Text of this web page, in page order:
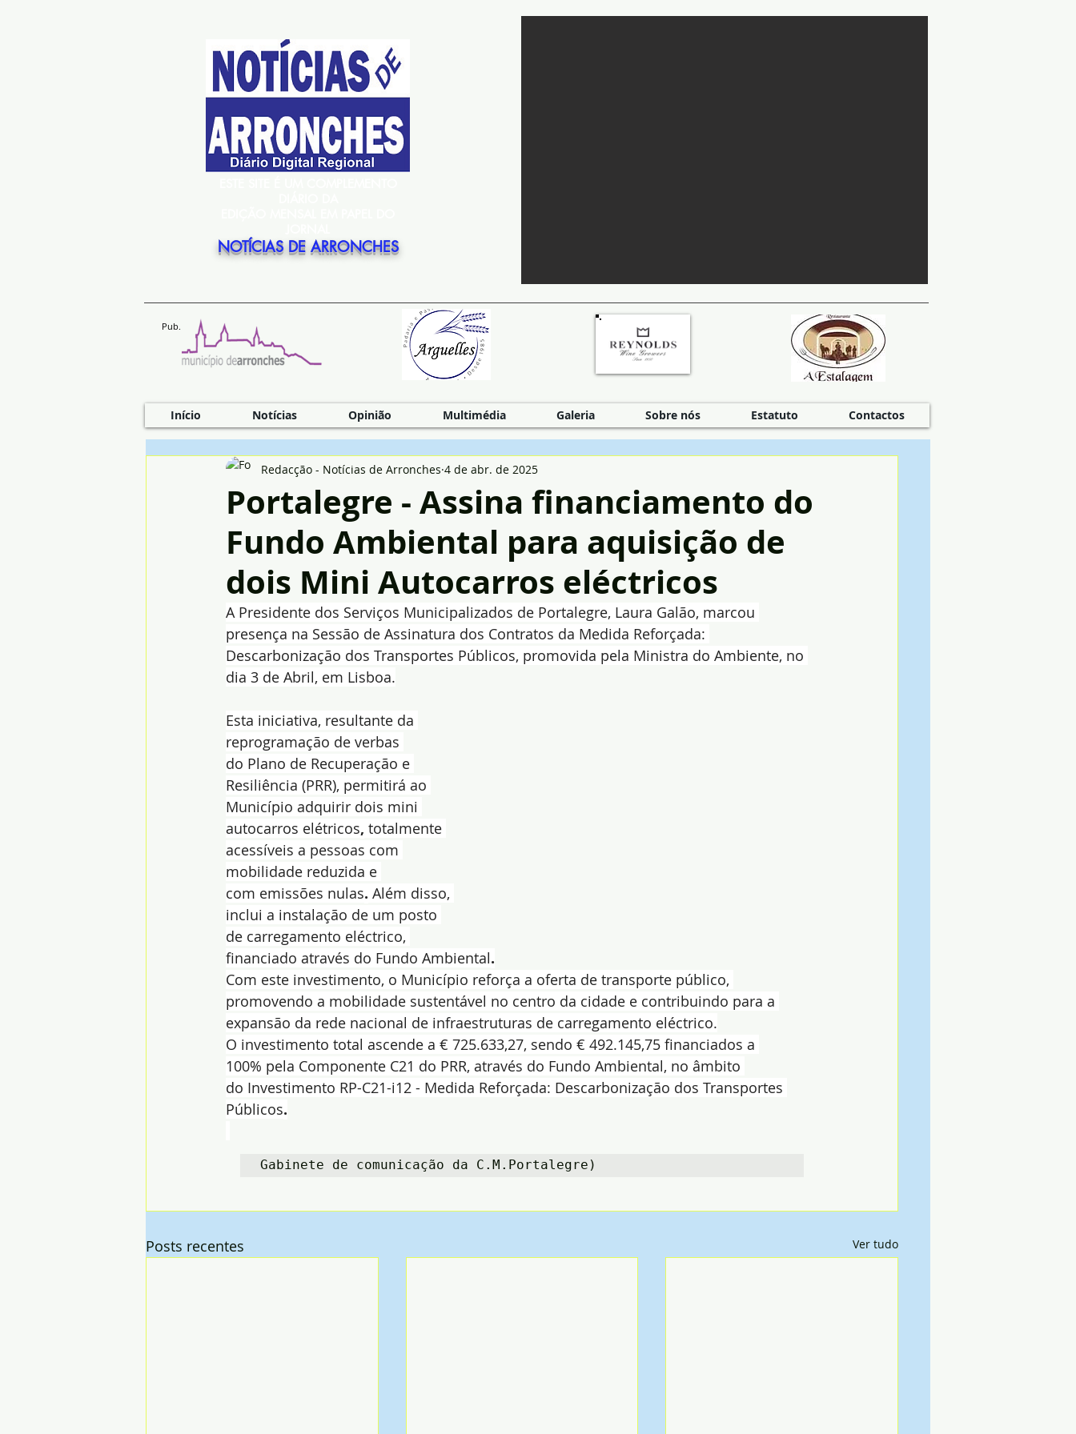
NOTÍCIAS DE ARRONCHES
Pub.
Início Notícias Opinião Multimédia Galeria Sobre nós Estatuto Contactos
Portalegre - Assina financiamento do
Fundo Ambiental para aquisição de
dois Mini Autocarros eléctricos
Redacção - Notícias de Arronches 4 de abr. de 2025
A Presidente dos Serviços Municipalizados de Portalegre, Laura Galão, marcou
presença na Sessão de Assinatura dos Contratos da Medida Reforçada:
Descarbonização dos Transportes Públicos, promovida pela Ministra do Ambiente, no
dia 3 de Abril, em Lisboa.
Esta iniciativa, resultante da
reprogramação de verbas
do Plano de Recuperação e
Resiliência (PRR), permitirá ao
Município adquirir dois mini
autocarros elétricos, totalmente
acessíveis a pessoas com
mobilidade reduzida e
com emissões nulas. Além disso,
inclui a instalação de um posto
de carregamento eléctrico,
financiado através do Fundo Ambiental.
Com este investimento, o Município reforça a oferta de transporte público,
promovendo a mobilidade sustentável no centro da cidade e contribuindo para a
expansão da rede nacional de infraestruturas de carregamento eléctrico.
O investimento total ascende a € 725.633,27, sendo € 492.145,75 financiados a
100% pela Componente C21 do PRR, através do Fundo Ambiental, no âmbito
do Investimento RP-C21-i12 - Medida Reforçada: Descarbonização dos Transportes
Públicos.
Gabinete de comunicação da C.M.Portalegre)
Posts recentes Ver tudo